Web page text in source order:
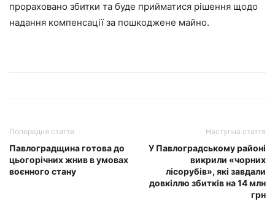
прораховано збитки та буде прийматися рішення щодо
надання компенсації за пошкоджене майно.
Попередня стаття
Павлоградщина готова до
цьогорічних жнив в умовах
воєнного стану
Наступна стаття
У Павлоградському районі
викрили «чорних
лісорубів», які завдали
довкіллю збитків на 14 млн
грн